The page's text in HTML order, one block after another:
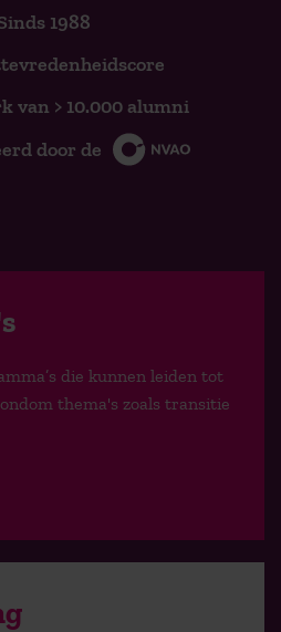
1988
van > 10.000 alumni
door de
die kunnen leiden tot
thema's zoals transitie